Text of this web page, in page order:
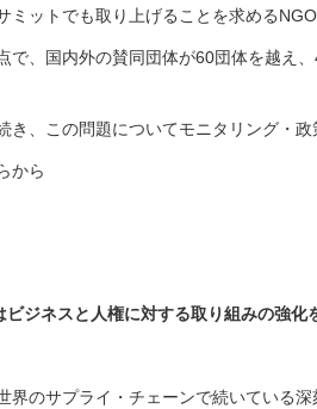
ミットでも取り上げることを求める
で、国内外の賛同団体が60団体を越え
き、この問題についてモニタリング・政
から
ジネスと人権に対する取り組みの強化
界のサプライ・チェーンで続いている